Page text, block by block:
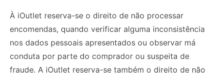
À iOutlet reserva-se o direito de não processar
encomendas, quando verificar alguma inconsistência
nos dados pessoais apresentados ou observar má
conduta por parte do comprador ou suspeita de
fraude. A iOutlet reserva-se também o direito de não